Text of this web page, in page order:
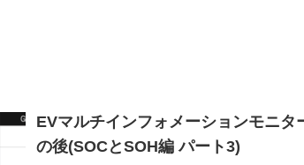
EVマルチインフォメーションモニ
の後(SOCとSOH編 パート3)